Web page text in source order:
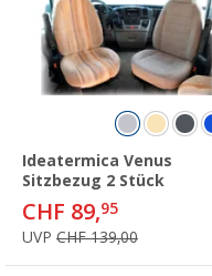
Ideatermica Venus
Sitzbezug 2 Stück
CHF 89,95
UVP CHF 139,00